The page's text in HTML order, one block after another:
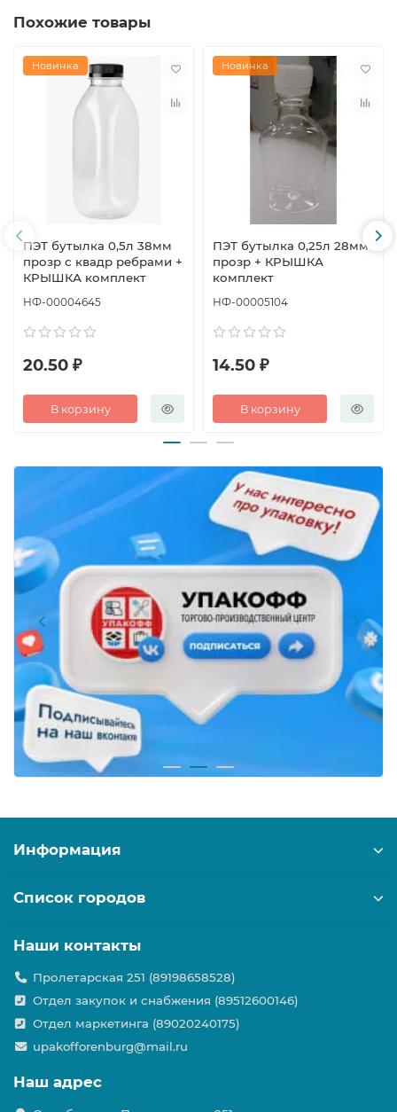
Похожие товары
Новинка
ПЭТ бутылка 0,5л 38мм
прозр с квадр ребрами +
КРЫШКА комплект
НФ-00004645
20.50 ₽
В корзину
Новинка
ПЭТ бутылка 0,25л 28мм
прозр + КРЫШКА
комплект
НФ-00005104
14.50 ₽
В корзину
Информация
Список городов
Наши контакты
Пролетарская 251 (89198658528)
Отдел закупок и снабжения (89512600146)
Отдел маркетинга (89020240175)
upakofforenburg@mail.ru
Наш адрес